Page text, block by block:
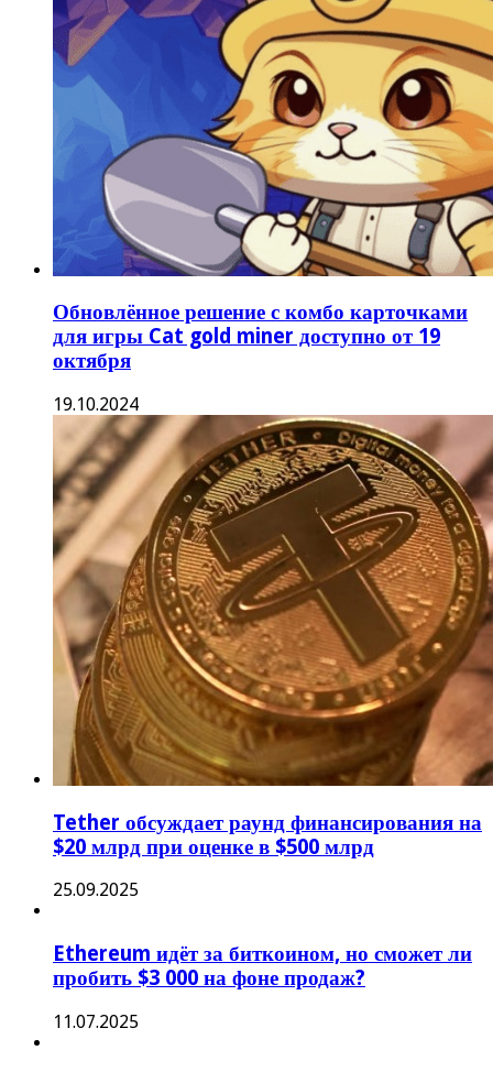
Обновлённое решение с комбо карточками
для игры Cat gold miner доступно от 19
октября
19.10.2024
Tether обсуждает раунд финансирования на
$20 млрд при оценке в $500 млрд
25.09.2025
Ethereum идёт за биткоином, но сможет ли
пробить $3 000 на фоне продаж?
11.07.2025